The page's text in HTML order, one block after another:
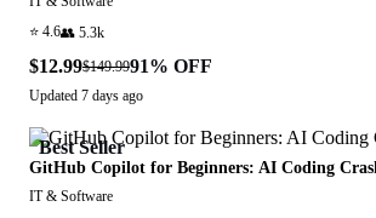
⭐ 4.6👥 5.3k
$12.99$149.9991% OFF
Updated 7 days ago
Best Seller
GitHub Copilot for Beginners: AI Coding
IT & Software